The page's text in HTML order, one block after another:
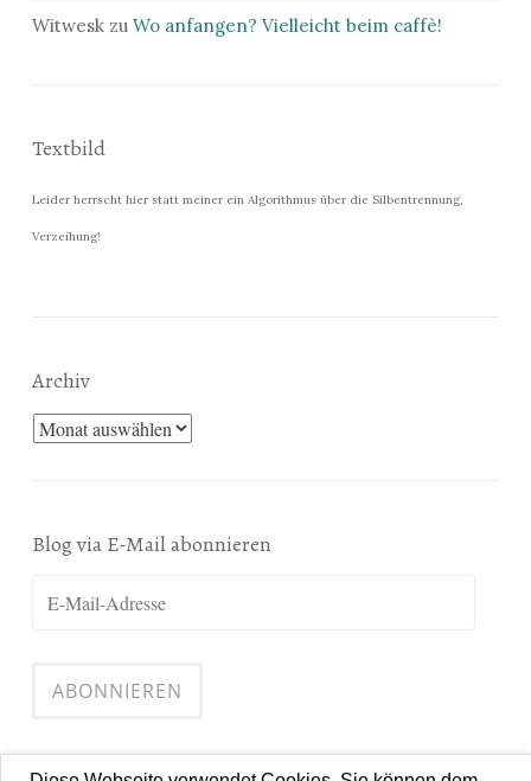
Witwesk zu Wo anfangen? Vielleicht beim caffè!
Textbild
Leider herrscht hier statt meiner ein Algorithmus über die Silbentrennung,
Verzeihung!
Archiv
Archiv
Blog via E-Mail abonnieren
E-
ABONNIEREN